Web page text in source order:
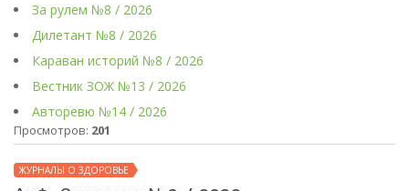
За рулем №8 / 2026
Дилетант №8 / 2026
Караван историй №8 / 2026
Вестник ЗОЖ №13 / 2026
Авторевю №14 / 2026
Просмотров: 201
ЖУРНАЛЫ О ЗДОРОВЬЕ